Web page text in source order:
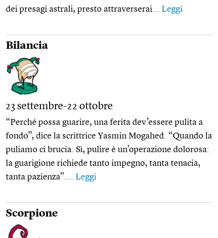
dei presagi astrali, presto attraverserai... Leggi
Bilancia
23 settembre-22 ottobre
“Perché possa guarire, una ferita dev’essere pulita a
fondo”, dice la scrittrice Yasmin Mogahed. “Quando la
puliamo ci brucia. Sì, pulire è un’operazione dolorosa:
la guarigione richiede tanto impegno, tanta tenacia,
tanta pazienza”.... Leggi
Scorpione